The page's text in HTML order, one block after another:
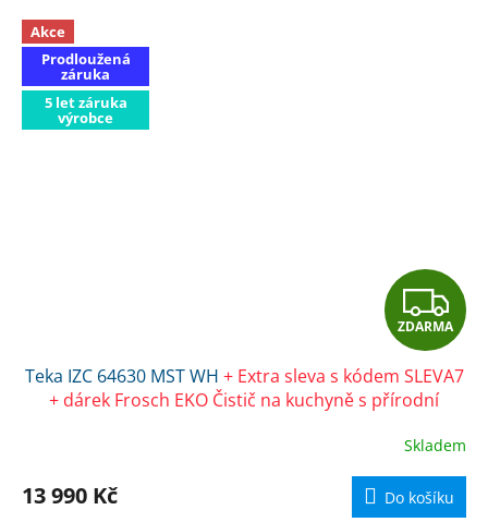
Akce
Prodloužená
záruka
5 let záruka
výrobce
Z
D
A
R
M
ZDARMA
Teka IZC 64630 MST WH + Extra sleva s kódem SLEVA7
+ dárek Frosch EKO Čistič na kuchyně s přírodní
Skladem
13 990 Kč Do košíku